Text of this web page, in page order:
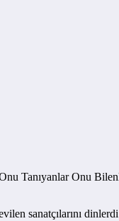
Tanıyanlar Onu
sanatçılarını